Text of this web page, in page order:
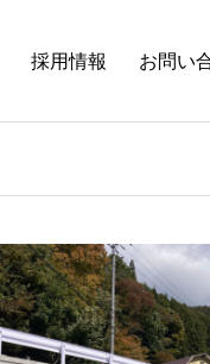
採用情報 お問い